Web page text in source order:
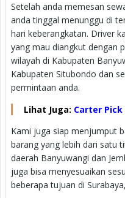
Setelah anda memesan
anda tinggal menunggu di
hari keberangkatan. Driver
yang mau diangkut dengan
wilayah di Kabupaten
Kabupaten Situbondo dan
permintaan anda.
Lihat Juga: Carter
Kami juga siap menjumput
barang yang lebih dari satu
daerah Banyuwangi dan
juga bisa menyesuaikan
beberapa tujuan di